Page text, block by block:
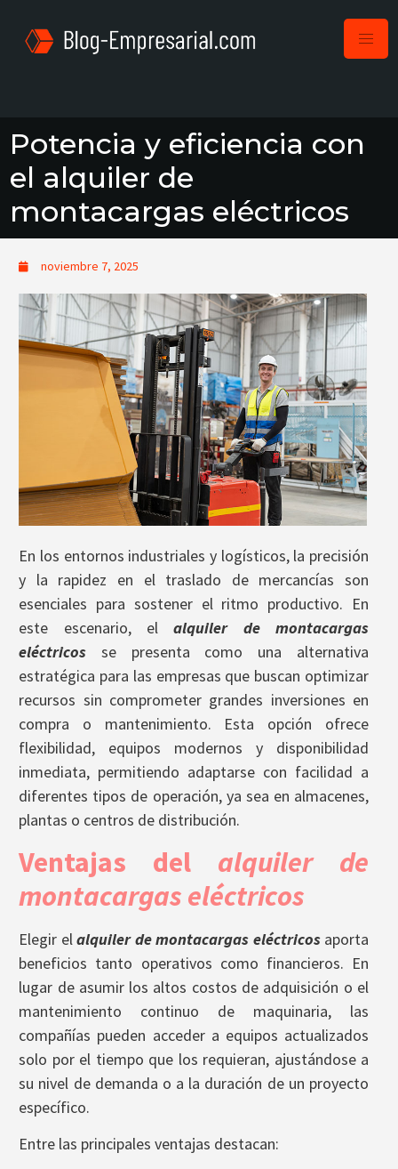
Potencia y eficiencia con
el alquiler de
montacargas eléctricos
noviembre 7, 2025
En los entornos industriales y logísticos, la precisión
y la rapidez en el traslado de mercancías son
esenciales para sostener el ritmo productivo. En
este escenario, elalquiler de montacargas
eléctricos se presenta como una alternativa
estratégica para las empresas que buscan optimizar
recursos sin comprometer grandes inversiones en
compra o mantenimiento. Esta opción ofrece
flexibilidad, equipos modernos y disponibilidad
inmediata, permitiendo adaptarse con facilidad a
diferentes tipos de operación, ya sea en almacenes,
plantas o centros de distribución.
Ventajas del alquiler de
montacargas eléctricos
Elegir elalquiler de montacargas eléctricosaporta
beneficios tanto operativos como financieros. En
lugar de asumir los altos costos de adquisición o el
mantenimiento continuo de maquinaria, las
compañías pueden acceder a equipos actualizados
solo por el tiempo que los requieran, ajustándose a
su nivel de demanda o a la duración de un proyecto
específico.
Entre las principales ventajas destacan: